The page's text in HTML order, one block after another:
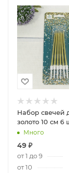
Набор свечей
золото 10 см 6
Много
49 ₽
от 1 до 9
от 10